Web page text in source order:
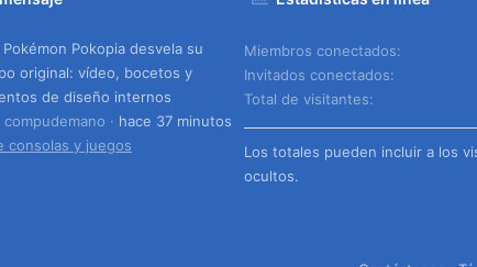
Pokémon Pokopia desvela su
original: vídeo, bocetos y
de diseño internos
compudemano
hace 37 minutos
consolas y juegos
Miembros conectados
Invitados conectados
Total de visitantes
Los totales pueden incluir a los
ocultos.